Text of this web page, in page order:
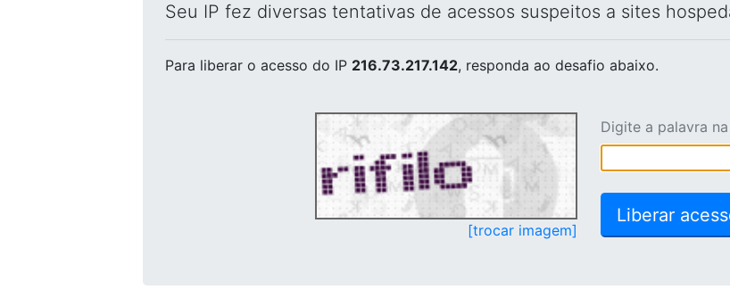
Seu IP fez diversas tentativas de acessos suspeitos a sites
Para liberar o acesso do IP 216.73.217.142, responda ao desafio abaixo.
[trocar imagem]
Digite a palavra